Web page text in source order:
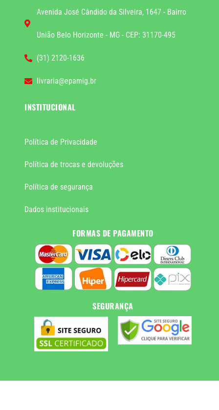
Avenida José Cândido da Silveira, 1647 - Bairro
União Belo Horizonte - MG - CEP: 31170-495
(31) 2120-1636
livraria@epamig.br
INSTITUCIONAL
Política de Privacidade
Política de trocas e devoluções
Política de segurança
Dados institucionais
FORMAS DE PAGAMENTO
SEGURANÇA